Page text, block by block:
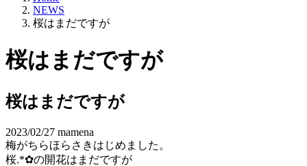
NEWS
桜はまだですが
桜はまだですが
桜はまだですが
2023/02/27 mamena
梅がちらほらさきはじめました。
桜.*✿の開花はまだですが